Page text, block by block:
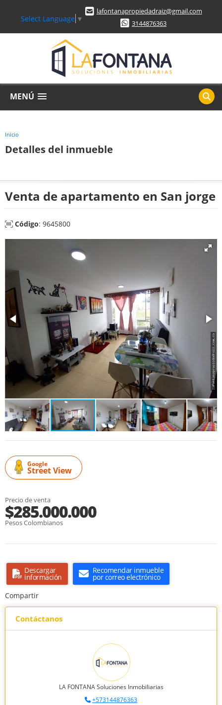
Select Language ▼
lafontanapropiedadraiz@gmail.com
3144876363
MENÚ
Inicio
Detalles del inmueble
Venta de apartamento en San jorge
Código: 9645800
Google
Street View
Precio de venta
$285.000.000
Pesos Colombianos
Descargar
información
Recomendar inmueble
por correo electrónico
Compartir
Contáctanos
LA FONTANA Soluciones Inmobiliarias
+573144876363